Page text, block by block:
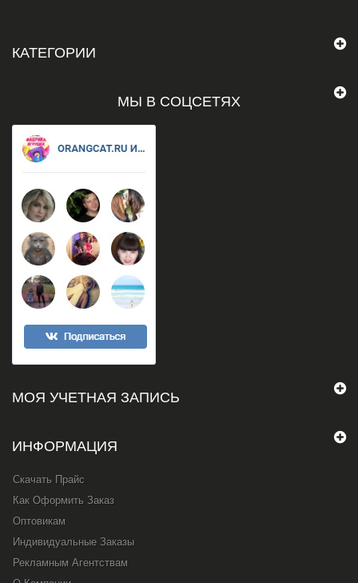
КАТЕГОРИИ
МЫ В СОЦСЕТЯХ
МОЯ УЧЕТНАЯ ЗАПИСЬ
ИНФОРМАЦИЯ
Скачать Прайс
Как Оформить Заказ
Оптовикам
Индивидуальные Заказы
Рекламным Агентствам